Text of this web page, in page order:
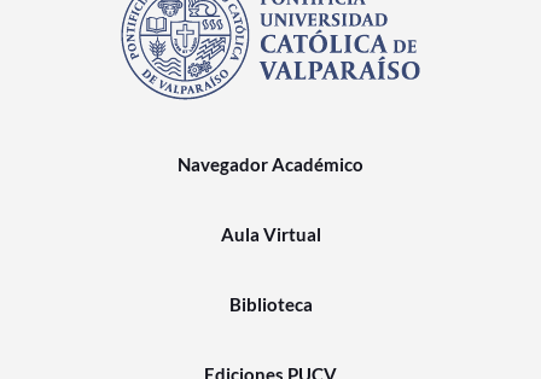
Navegador Académico
Aula Virtual
Biblioteca
Ediciones PUCV